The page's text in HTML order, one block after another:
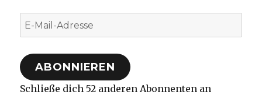
E-
Mail-
Adresse
ABONNIEREN
Schließe dich 52 anderen Abonnenten an